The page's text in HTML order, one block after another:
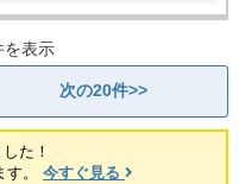
を表示
次の20件>>
た！
す。 今すぐ見る